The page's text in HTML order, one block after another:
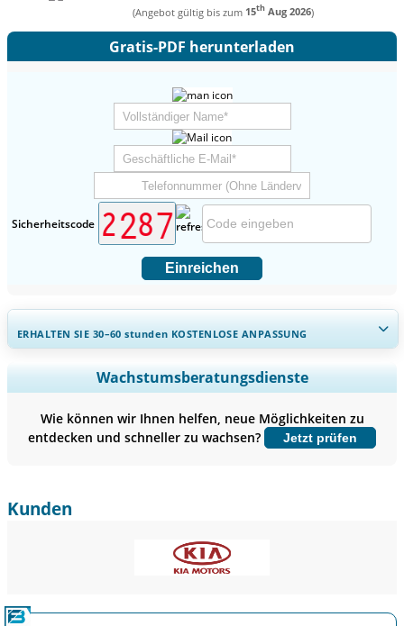
(Angebot gültig bis zum 15thAug 2026)
Gratis-PDF herunterladen
Sicherheitscode
Einreichen
ERHALTEN SIE 30–60stunden KOSTENLOSE ANPASSUNG
Regionale und länderspezifische Abdeckung erweitern,
Segmentanalyse, Unternehmensprofile, Wettbewerbs-
Jetzt anpassen
Wachstumsberatungsdienste
Wie können wir Ihnen helfen, neue Möglichkeiten zu
entdecken und schneller zu wachsen?
Jetzt prüfen
Kunden